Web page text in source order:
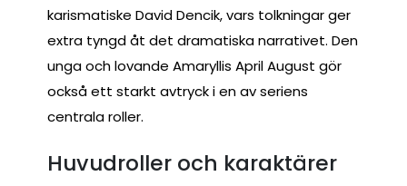
karismatiske David Dencik, vars tolkningar ger
extra tyngd åt det dramatiska narrativet. Den
unga och lovande Amaryllis April August gör
också ett starkt avtryck i en av seriens
centrala roller.
Huvudroller och karaktärer